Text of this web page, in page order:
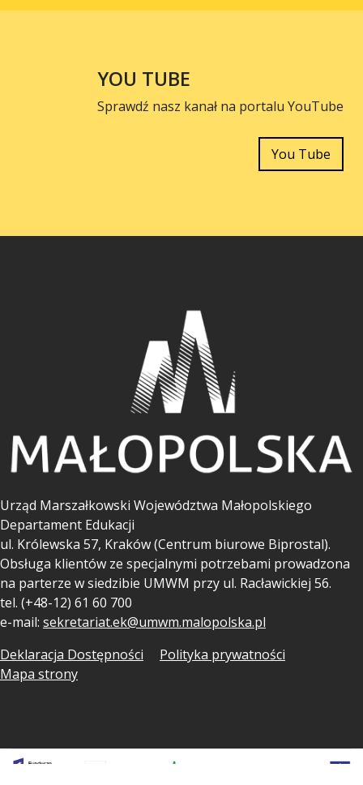
YOU TUBE
Sprawdź nasz kanał na portalu YouTube
You Tube
Urząd Marszałkowski Województwa Małopolskiego
Departament Edukacji
ul. Królewska 57, Kraków (Centrum biurowe Biprostal).
Obsługa klientów ze specjalnymi potrzebami prowadzona
na parterze w siedzibie UMWM przy ul. Racławickiej 56.
tel. (+48-12) 61 60 700
e-mail: sekretariat.ek@umwm.malopolska.pl
Deklaracja Dostępności
Polityka prywatności
Mapa strony